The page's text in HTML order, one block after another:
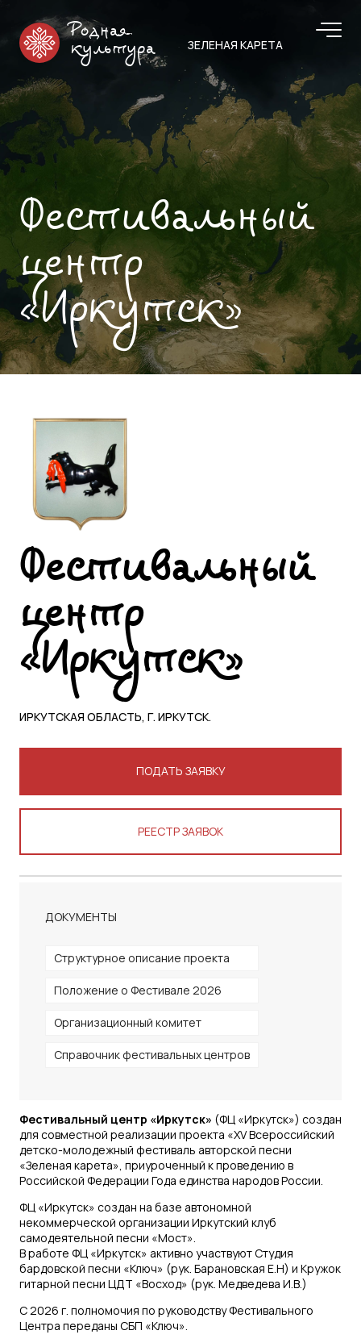
Родная
культура
ЗЕЛЕНАЯ КАРЕТА
Фестивальный
центр
«Иркутск»
Фестивальный
центр
«Иркутск»
ИРКУТСКАЯ ОБЛАСТЬ, Г. ИРКУТСК.
ПОДАТЬ ЗАЯВКУ
РЕЕСТР ЗАЯВОК
ДОКУМЕНТЫ
Структурное описание проекта
Положение о Фестивале 2026
Организационный комитет
Справочник фестивальных центров
Фестивальный центр «Иркутск» (ФЦ «Иркутск») создан
для совместной реализации проекта «XV Всероссийский
детско-молодежный фестиваль авторской песни
«Зеленая карета», приуроченный к проведению в
Российской Федерации Года единства народов России.
ФЦ «Иркутск» создан на базе автономной
некоммерческой организации Иркутский клуб
самодеятельной песни «Мост».
В работе ФЦ «Иркутск» активно участвуют Студия
бардовской песни «Ключ» (рук. Барановская Е.Н) и Кружок
гитарной песни ЦДТ «Восход» (рук. Медведева И.В.)
С 2026 г. полномочия по руководству Фестивального
Центра переданы СБП «Ключ».